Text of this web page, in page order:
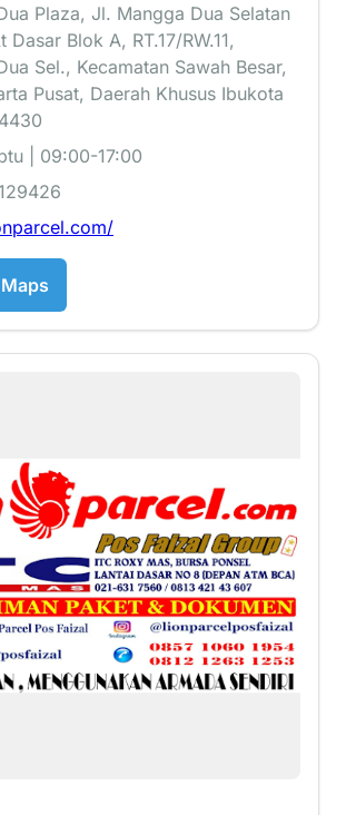
Plaza, Jl. Mangga Dua Selatan
Dasar Blok A, RT.17/RW.11,
Sel., Kecamatan Sawah Besar,
Pusat, Daerah Khusus Ibukota
| 09:00-17:00